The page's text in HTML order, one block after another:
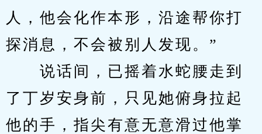
人，他会化作本形，沿途帮你打
探消息，不会被别人发现。”
说话间，已摇着水蛇腰走到
了丁岁安身前，只见她俯身拉起
他的手，指尖有意无意滑过他掌